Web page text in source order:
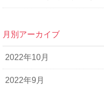
月別アーカイブ
2022年10月
2022年9月